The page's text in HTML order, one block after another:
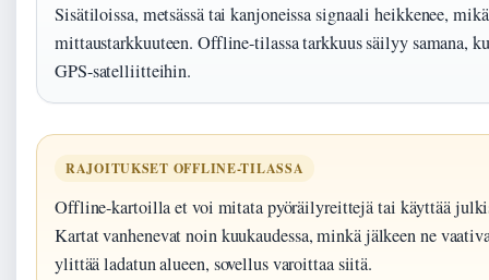
Sisätiloissa, metsässä tai kanjoneissa signaali heikkenee,
mittaustarkkuuteen. Offline-tilassa tarkkuus säilyy samana,
GPS-satelliitteihin.
RAJOITUKSET OFFLINE-TILASSA
Offline-kartoilla et voi mitata pyöräilyreittejä tai käyttää
Kartat vanhenevat noin kuukaudessa, minkä jälkeen ne
ylittää ladatun alueen, sovellus varoittaa siitä.